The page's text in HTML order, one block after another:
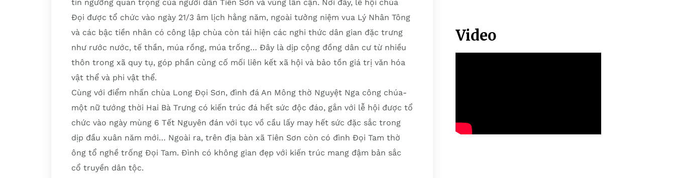
tín ngưỡng quan trọng của người dân Tiên Sơn và vùng lân cận. Nơi đây, lễ hội chùa
Đọi được tổ chức vào ngày 21/3 âm lịch hằng năm, ngoài tưởng niệm vua Lý Nhân Tông
và các bậc tiền nhân có công lập chùa còn tái hiện các nghi thức dân gian đặc trưng
như rước nước, tế thần, múa rồng, múa trống… Đây là dịp cộng đồng dân cư từ nhiều
thôn trong xã quy tụ, góp phần củng cố mối liên kết xã hội và bảo tồn giá trị văn hóa
vật thể và phi vật thể.
Cùng với điểm nhấn chùa Long Đọi Sơn, đình đá An Mông thờ Nguyệt Nga công chúa-
một nữ tướng thời Hai Bà Trưng có kiến trúc đá hết sức độc đáo, gắn với lễ hội được tổ
chức vào ngày mùng 6 Tết Nguyên đán với tục vồ cầu lấy may hết sức đặc sắc trong
dịp đầu xuân năm mới… Ngoài ra, trên địa bàn xã Tiên Sơn còn có đình Đọi Tam thờ
ông tổ nghề trống Đọi Tam. Đình có không gian đẹp với kiến trúc mang đậm bản sắc
cổ truyền dân tộc.
Video